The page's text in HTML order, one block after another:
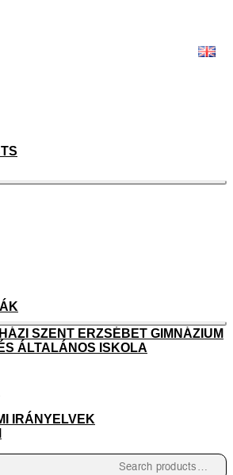
SZENT ERZSÉBET GIMNÁZIUM
ÁLTALÁNOS ISKOLA
IRÁNYELVEK